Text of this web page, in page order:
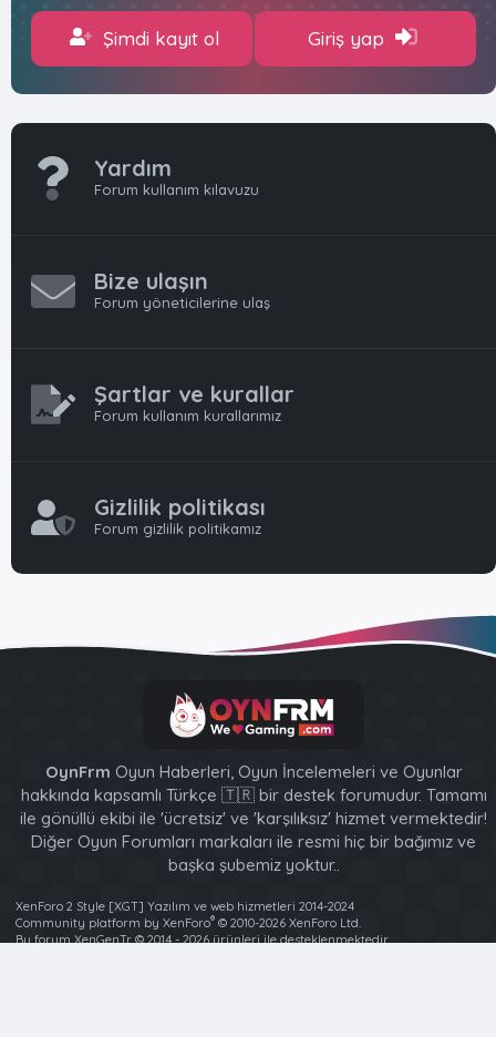
Şimdi kayıt ol Giriş yap
Yardım
Forum kullanım kılavuzu
Bize ulaşın
Forum yöneticilerine ulaş
Şartlar ve kurallar
Forum kullanım kurallarımız
Gizlilik politikası
Forum gizlilik politikamız
OynFrm Oyun Haberleri, Oyun İncelemeleri ve Oyunlar
hakkında kapsamlı Türkçe 🇹🇷 bir destek forumudur. Tamamı
ile gönüllü ekibi ile 'ücretsiz' ve 'karşılıksız' hizmet vermektedir!
Diğer Oyun Forumları markaları ile resmi hiç bir bağımız ve
başka şubemiz yoktur..
XenForo 2 Style [XGT] Yazılım ve web hizmetleri 2014-2024
Community platform by XenForo® © 2010-2026 XenForo Ltd.
Bu forum XenGenTr © 2014 - 2026 ürünleri ile desteklenmektedir